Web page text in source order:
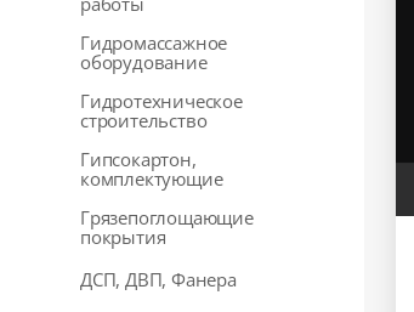
Гидромассажное
оборудование
Гидротехническое
строительство
Гипсокартон,
комплектующие
Грязепоглощающие
покрытия
ДСП, ДВП, Фанера